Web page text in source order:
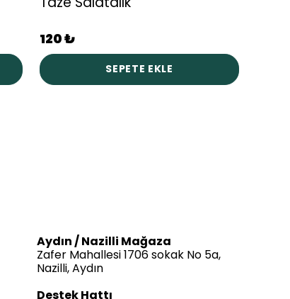
120 ₺
SEPETE EKLE
Aydın / Nazilli Mağaza
Zafer Mahallesi 1706 sokak No 5a,
Nazilli, Aydın
Destek Hattı